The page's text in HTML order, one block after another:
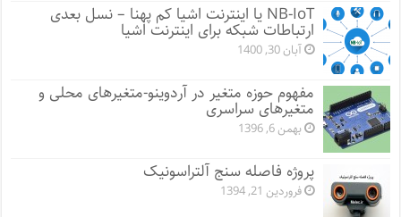
NB-IoT یا اینترنت اشیا کم پهنا – نسل بعدی
ارتباطات شبکه برای اینترنت اشیا
آبان 30, 1400
مفهوم حوزه متغیر در آردوینو-متغیرهای محلی و
متغیرهای سراسری
بهمن 6, 1396
پروژه فاصله سنج آلتراسونیک
فروردین 21, 1394